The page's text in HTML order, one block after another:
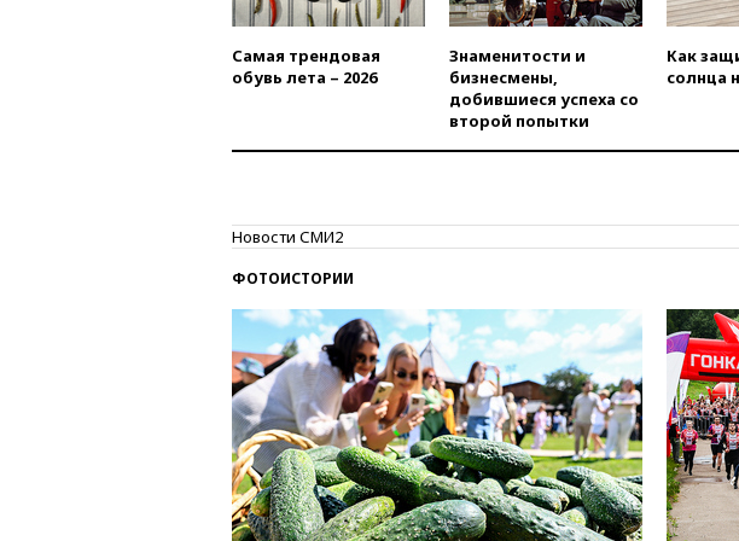
Самая трендовая
обувь лета – 2026
Знаменитости и
бизнесмены,
добившиеся успеха со
второй попытки
Как
солнца
Новости СМИ2
ФОТОИСТОРИИ